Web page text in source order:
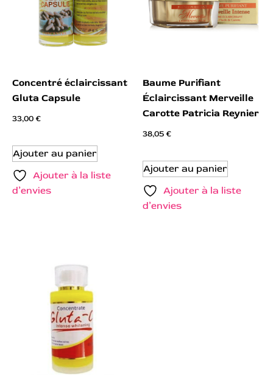
Concentré éclaircissant
Gluta Capsule
33,00€
Ajouter au panier
Ajouter à la liste
d’envies
Baume Purifiant
Éclaircissant Merveille
Carotte Patricia Reynier
38,05€
Ajouter au panier
Ajouter à la liste
d’envies